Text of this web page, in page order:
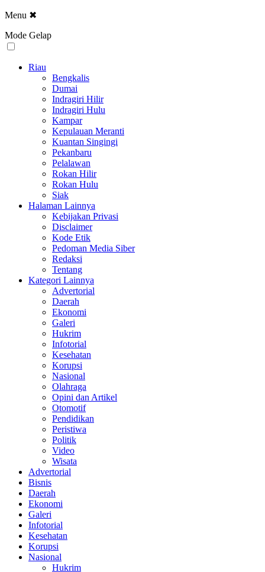
Menu ✖
Mode Gelap
Riau
Bengkalis
Dumai
Indragiri Hilir
Indragiri Hulu
Kampar
Kepulauan Meranti
Kuantan Singingi
Pekanbaru
Pelalawan
Rokan Hilir
Rokan Hulu
Siak
Halaman Lainnya
Kebijakan Privasi
Disclaimer
Kode Etik
Pedoman Media Siber
Redaksi
Tentang
Kategori Lainnya
Advertorial
Daerah
Ekonomi
Galeri
Hukrim
Infotorial
Kesehatan
Korupsi
Nasional
Olahraga
Opini dan Artikel
Otomotif
Pendidikan
Peristiwa
Politik
Video
Wisata
Advertorial
Bisnis
Daerah
Ekonomi
Galeri
Infotorial
Kesehatan
Korupsi
Nasional
Hukrim